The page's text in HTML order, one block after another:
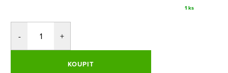
1 ks
KOUPIT